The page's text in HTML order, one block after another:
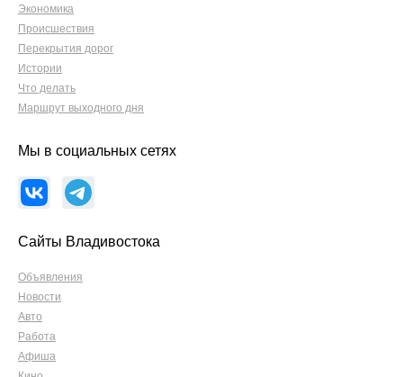
Экономика
Происшествия
Перекрытия дорог
Истории
Что делать
Маршрут выходного дня
Мы в социальных сетях
Сайты Владивостока
Объявления
Новости
Авто
Работа
Афиша